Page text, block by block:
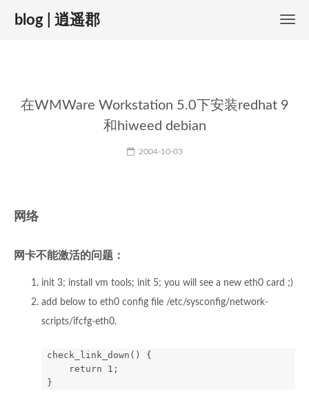
blog | 逍遥郡
在WMWare Workstation 5.0下安装redhat 9
和hiweed debian
2004-10-03
网络
网卡不能激活的问题：
init 3; install vm tools; init 5; you will see a new eth0 card ;)
add below to eth0 config file /etc/sysconfig/network-
scripts/ifcfg-eth0.
check_link_down() {
     return 1;